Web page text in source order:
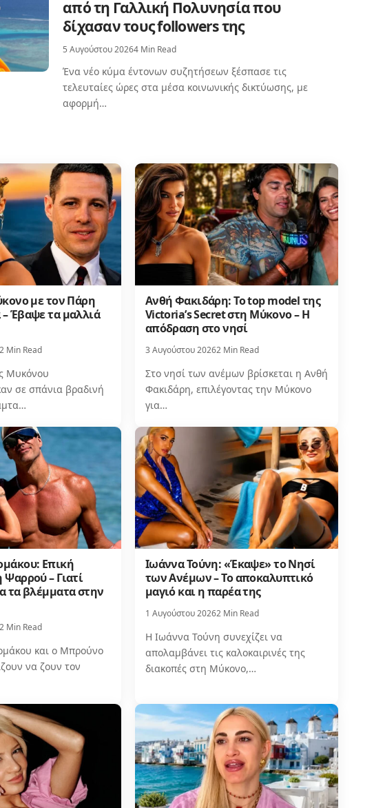
από τη Γαλλική Πολυνησία που
δίχασαν τους followers της
5 Αυγούστου 20264 Min Read
Ένα νέο κύμα έντονων συζητήσεων ξέσπασε τις
τελευταίες ώρες στα μέσα κοινωνικής δικτύωσης, με
αφορμή…
με τον Πάρη
Έβαψε τα μαλλιά
Min Read
Μυκόνου
σε σπάνια βραδινή
Ανθή Φακιδάρη: Το top model της
Victoria’s Secret στη Μύκονο – Η
απόδραση στο νησί
3 Αυγούστου 20262 Min Read
Στο νησί των ανέμων βρίσκεται η Ανθή
Φακιδάρη, επιλέγοντας την Μύκονο
για…
Επική
– Γιατί
τα βλέμματα στην
Min Read
και ο Μπρούνο
να ζουν τον
Ιωάννα Τούνη: «Έκαψε» το Νησί
των Ανέμων – Το αποκαλυπτικό
μαγιό και η παρέα της
1 Αυγούστου 20262 Min Read
Η Ιωάννα Τούνη συνεχίζει να
απολαμβάνει τις καλοκαιρινές της
διακοπές στη Μύκονο,…